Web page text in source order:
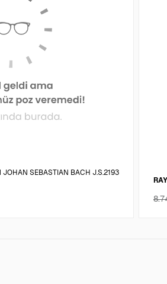
JOHAN SEBASTIAN BACH J.S.2193